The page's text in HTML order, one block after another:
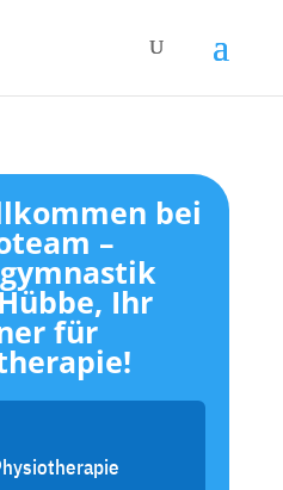
bei
–
Ihr
für